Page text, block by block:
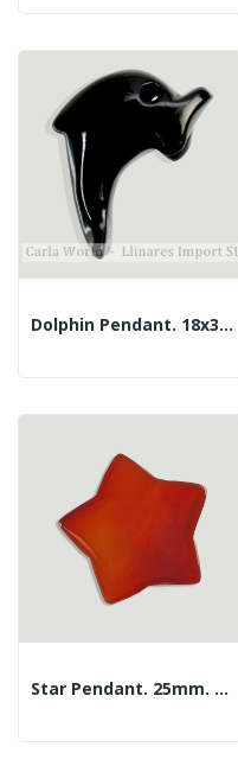
Dolphin Pendant. 18x30mm Jet
Star Pendant. 25mm. Red Jasper.